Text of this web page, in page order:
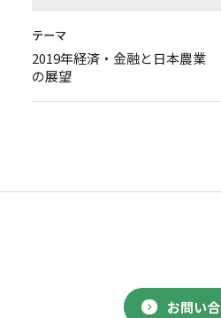
テーマ
2019年経済・金融と日本農業
の展望
お問い